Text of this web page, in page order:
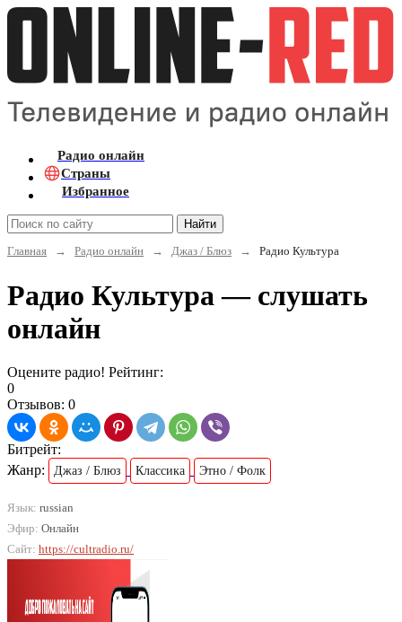
Радио онлайн
Страны
Избранное
Найти
Главная
→ Радио онлайн → Джаз / Блюз → Радио Культура
Радио Культура — слушать
онлайн
Оцените радио! Рейтинг:
0
Отзывов: 0
Битрейт:
Жанр:
Джаз / Блюз Классика Этно / Фолк
Язык: russian
Эфир: Онлайн
Сайт: https://cultradio.ru/